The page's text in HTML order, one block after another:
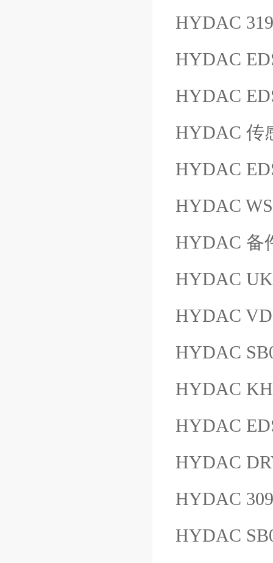
HYDAC
HYDAC
HYDAC
HYDAC 传
HYDAC
HYDAC
HYDAC 备
HYDAC
HYDAC
HYDAC
HYDAC
HYDAC
HYDAC
HYDAC
HYDAC